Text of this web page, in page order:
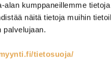
alan kumppaneillemme
näitä tietoja muihin
palvelujaan.
tietosuoja/